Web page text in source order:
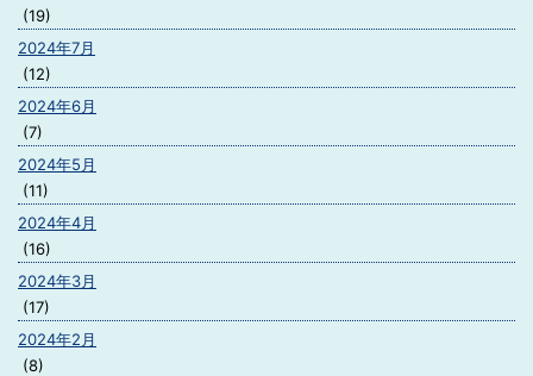
(19)
2024年7月
(12)
2024年6月
(7)
2024年5月
(11)
2024年4月
(16)
2024年3月
(17)
2024年2月
(8)